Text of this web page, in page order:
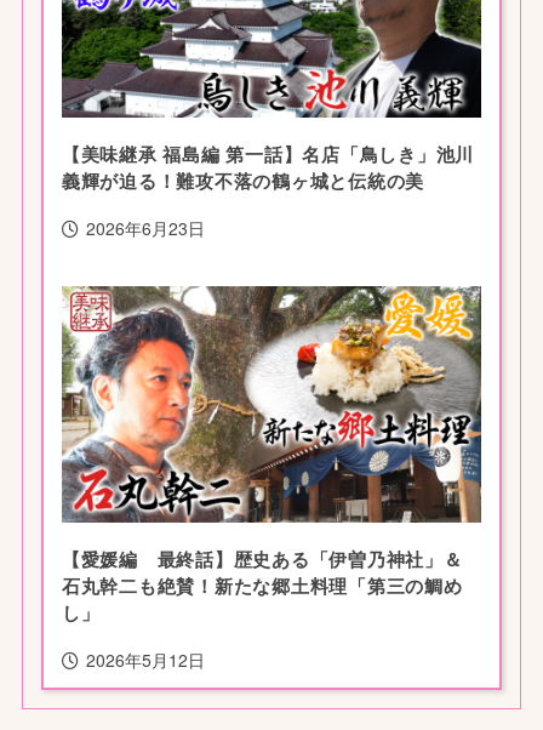
【美味継承 福島編 第一話】名店「鳥しき」池川
義輝が迫る！難攻不落の鶴ヶ城と伝統の美
2026年6月23日
【愛媛編 最終話】歴史ある「伊曽乃神社」＆
石丸幹二も絶賛！新たな郷土料理「第三の鯛め
し」
2026年5月12日